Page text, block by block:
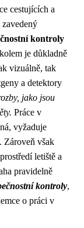
cestujících a
kontroly
je důkladně
vizuálně, tak
a detektory
jako jsou
Práce v
vyžaduje
Zároveň však
letiště a
pravidelně
kontroly,
o práci v